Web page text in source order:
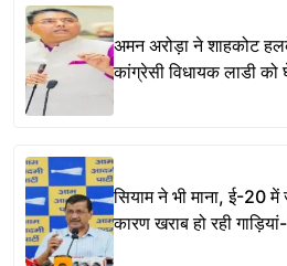
अमन अरोड़ा ने शाहकोट
कांग्रेसी विधायक लाडी को
सियाम ने भी माना, ई-20 में
कारण खराब हो रही